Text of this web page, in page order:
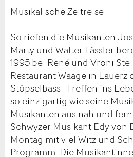
Musikalische Zeitreise
So riefen die Musikanten
Marty und Walter Fässler
1995 bei René und Vroni
Restaurant Waage in Lauerz
Stöpselbass- Treffen ins
so einzigartig wie seine
Musikanten aus nah und
Schwyzer Musikant Edy von
Montag mit viel Witz und
Programm. Die